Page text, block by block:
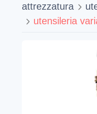
attrezzatura
utensileria